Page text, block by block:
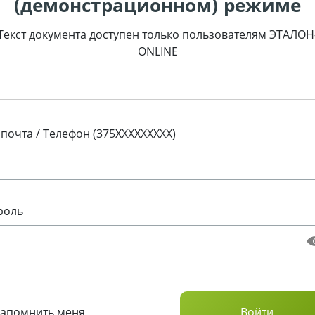
документа доступен только пользователям
ONLINE
/ Телефон (375XXXXXXXXX)